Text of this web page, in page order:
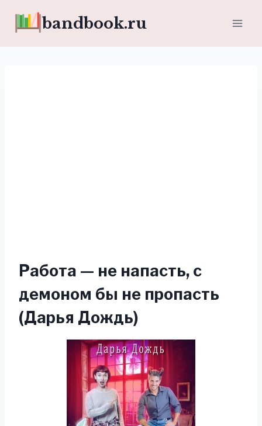
bandbook.ru
Работа — не напасть, с
демоном бы не пропасть
(Дарья Дождь)